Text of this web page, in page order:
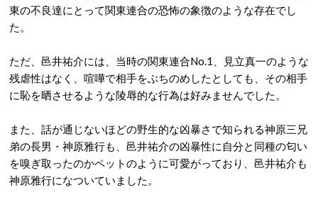
東の不良達にとって関東連合の恐怖の象徴のような存在でし
た。
ただ、邑井祐介には、当時の関東連合No.1、見立真一のような
残虐性はなく、喧嘩で相手をぶちのめしたとしても、その相手
に恥を晒させるような陵辱的な行為は好みませんでした。
また、話が通じないほどの野生的な凶暴さで知られる神原三兄
弟の長男・神原雅行も、邑井祐介の凶暴性に自分と同種の匂い
を嗅ぎ取ったのかペットのように可愛がっており、邑井祐介も
神原雅行になついていました。